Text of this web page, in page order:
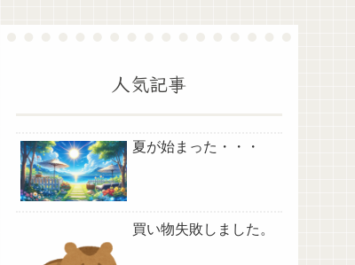
人気記事
夏が始まった・・・
買い物失敗しました。